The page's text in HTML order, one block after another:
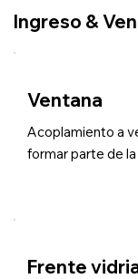
Ingreso &
Ventana
Acoplamiento a
formar parte de
Frente